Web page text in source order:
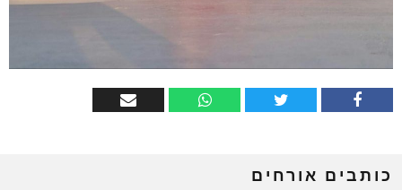
כותבים אורחים